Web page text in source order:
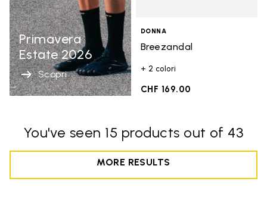
Primavera
Estate 2026
Scopri
DONNA
Breezandal
+ 2 colori
CHF 169.00
You've seen 15 products out of 43
MORE RESULTS